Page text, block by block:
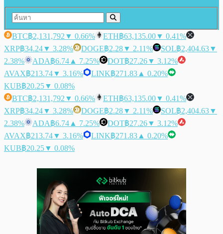
BTC฿2,131,792 ▼ 0.66% ETH฿63,135.00▼ 0.41%
XRP฿34.24▼ 3.28% DOGE฿2.28▼ 2.11% SOL฿2,404.63▼
2.38%
ADA฿6.74 ▲ 7.25% DOT฿27.26▼ 3.12%
AVAX฿213.74▼ 3.16% LINK฿271.83 ▲ 0.20%
KUB฿20.25▼ 0.08%
BTC฿2,131,792 ▼ 0.66% ETH฿63,135.00▼ 0.41%
XRP฿34.24▼ 3.28% DOGE฿2.28▼ 2.11% SOL฿2,404.63▼
2.38%
ADA฿6.74 ▲ 7.25% DOT฿27.26▼ 3.12%
AVAX฿213.74▼ 3.16% LINK฿271.83 ▲ 0.20%
KUB฿20.25▼ 0.08%